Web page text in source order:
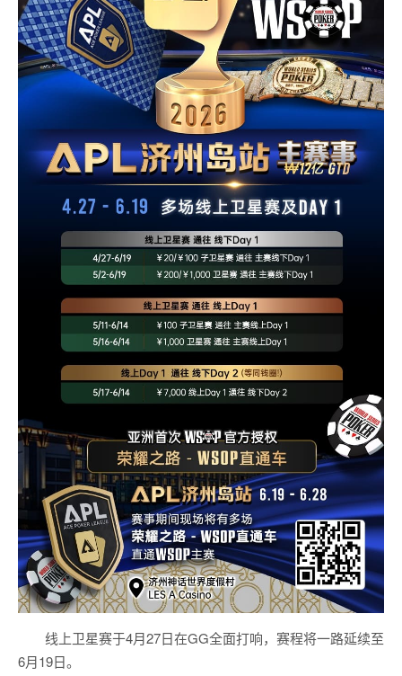
线上卫星赛于4月27日在GG全面打响，赛程将一路延续至
6月19日。